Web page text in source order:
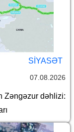
SİYASƏT
07.08.2026
Zəngəzur dəhlizi: